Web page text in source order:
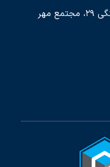
خراسان رضوی، مشهد، خیابان کوهسنگی ۲۹، مجتمع مهر